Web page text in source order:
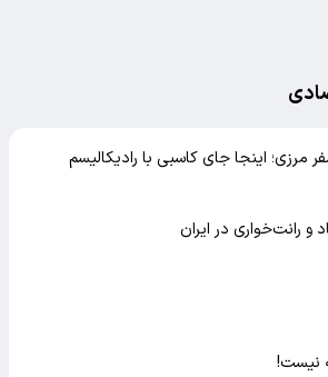
مرزی؛ اینجا جای کاسبی با رادیکالیسم
و رانت‌خواری در ایران
نیست!